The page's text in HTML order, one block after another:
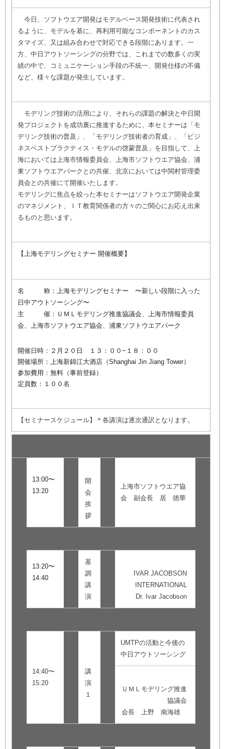
今日、ソフトウエア開発はモデルベース開発技術に代表され
るように、モデルを基に、再利用可能なコンポーネントのカス
タマイズ、又は組み合わせで対応できる段階にあります。一
方、中日アウトソーシングの分野では、これまでの数多くの実
績の中で、コミュニケーション手段の不統一、開発仕様の不備
など、様々な課題が発生しています。
モデリング技術の活用により、それらの課題の解決と中日開
発プロジェクトを成功裏に推進するために、本セミナーは「モ
デリング技術の普及」、「モデリング技術者の育成」、「ビジ
ネスベストプラクティス・モデルの啓蒙普及」を目指して、上
海においては上海市情報委員会、上海市ソフトウエア協会、浦
東ソフトウエアパークとの共催、北京においては中関村管理委
員会との共催にて開催いたします。
モデリングに焦点を絞った本セミナーはソフトウエア開発企業
のマネジメント、ＩＴ教育関係者の方々のご関心にお応え出来
るものと思います。
【上海モデリングセミナー 開催概要】
名 称：上海モデリングセミナー 〜新しい段階に入った
日中アウトソーシング〜
主 催：ＵＭＬモデリング推進協議会、上海市情報委員
会、上海市ソフトウエア協会、浦東ソフトウエアパーク
開催日時：２月２０日 １３：００−１８：００
開催場所：上海新錦江大酒店（Shanghai Jin Jiang Tower）
参加費用：無料（事前登録）
定員数：１００名
【セミナースケジュール】＊各講演は逐次通訳となります。
13:00〜
13:20
開
会
挨
拶
上海市ソフトウエア協
会 副会長 居 徳華
13:20〜
14:40
基
調
講
演
IVAR JACOBSON
INTERNATIONAL
Dr. Ivar Jacobson
14:40〜
15:20
講
演
１
UMTPの活動と今後の
中日アウトソーシング
ＵＭＬモデリング推進
協議会
会長 上野 南海雄